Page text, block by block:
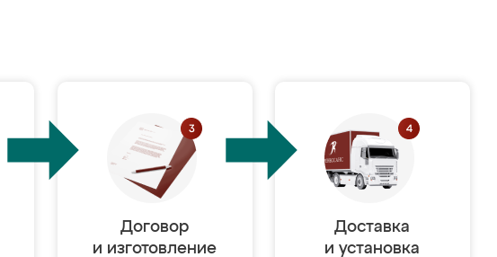
Договор
и изготовление
Доставка
и установка